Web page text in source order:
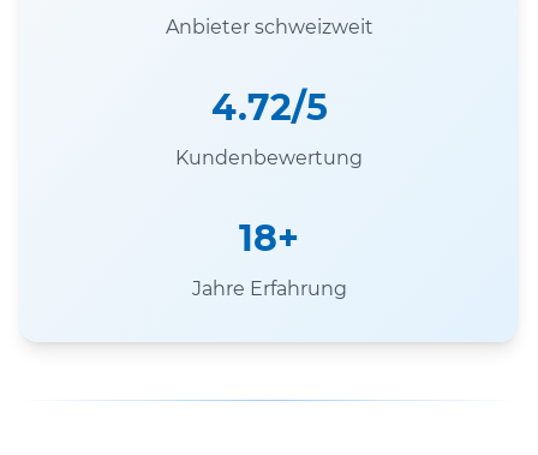
Anbieter schweizweit
4.72/5
Kundenbewertung
18+
Jahre Erfahrung